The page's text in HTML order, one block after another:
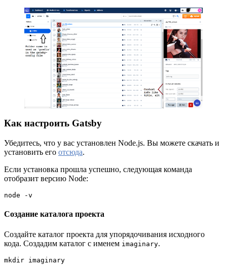
Как настроить Gatsby
Убедитесь, что у вас установлен Node.js. Вы можете скачать и
установить его отсюда.
Если установка прошла успешно, следующая команда
отобразит версию Node:
node -v
Создание каталога проекта
Создайте каталог проекта для упорядочивания исходного
кода. Создадим каталог с именем imaginary.
mkdir imaginary